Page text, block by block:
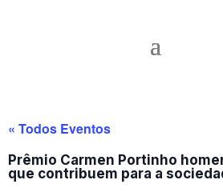
« Todos Eventos
Prêmio Carmen Portinho
que contribuem para a